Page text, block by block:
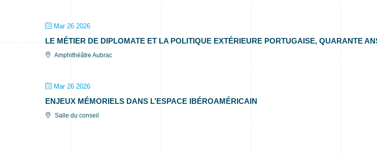
Mar 26 2026
LE MÉTIER DE DIPLOMATE ET LA POLITIQUE EXTÉRIEURE PORTUGAISE, QUARANTE
Amphithéâtre Aubrac
Mar 26 2026
ENJEUX MÉMORIELS DANS L’ESPACE IBÉROAMÉRICAIN
Salle du conseil